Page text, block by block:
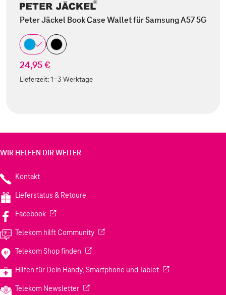
Peter Jäckel Book Case Wallet für Samsung A57 5G
24,95 €
Lieferzeit:1-3 Werktage
WIR HELFEN DIR WEITER
Kontakt
Lieferstatus & Retoure
Facebook(Wird in einem neuen Tab geöffnet)
Telekom hilft Community(Wird in einem neuen Tab geöffnet)
Telekom Shop finden (Wird in einem neuen Tab geöffnet)
Hilfen für Dein Handy, Smartphone und Tablet(Wird in einem
Telekom Newsletter(Wird in einem neuen Tab geöffnet)